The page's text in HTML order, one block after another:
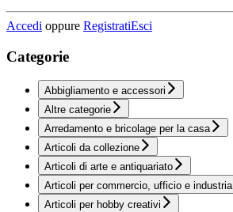
Accedi oppure RegistratiEsci
Categorie
Abbigliamento e accessori
Altre categorie
Arredamento e bricolage per la casa
Articoli da collezione
Articoli di arte e antiquariato
Articoli per commercio, ufficio e industria
Articoli per hobby creativi